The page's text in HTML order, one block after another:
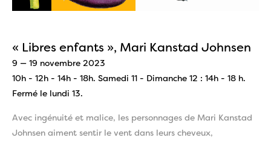
« Libres enfants », Mari Kanstad Johnsen
9 — 19 novembre 2023
10h - 12h - 14h - 18h. Samedi 11 - Dimanche 12 : 14h - 18 h.
Fermé le lundi 13.
Avec ingénuité et malice, les personnages de Mari Kanstad
Johnsen aiment sentir le vent dans leurs cheveux,